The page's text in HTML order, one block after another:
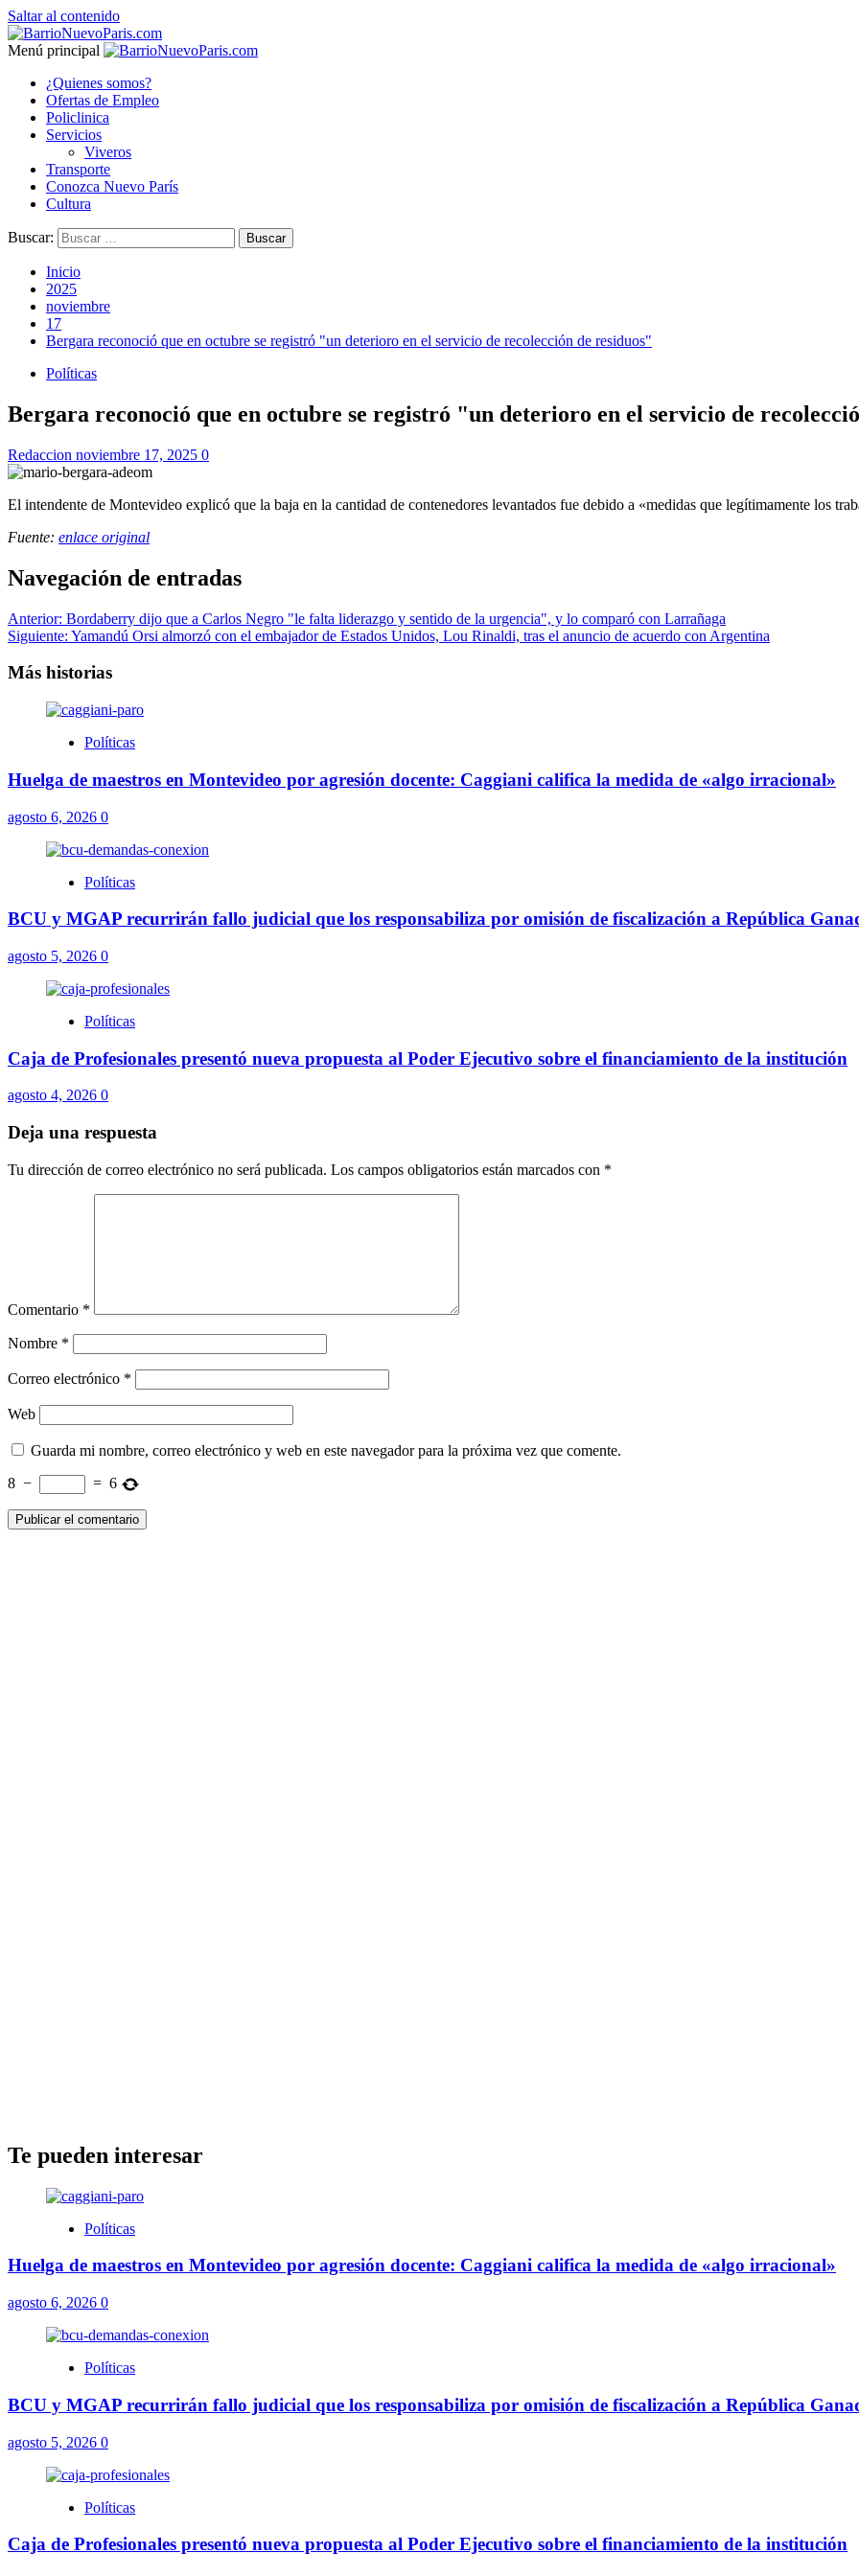
Saltar al contenido
Menú principal
¿Quienes somos?
Ofertas de Empleo
Policlinica
Servicios
Viveros
Transporte
Conozca Nuevo París
Cultura
Buscar:
Inicio
2025
noviembre
17
Bergara reconoció que en octubre se registró "un deterioro en el servicio de recolección de residuos"
Políticas
Bergara reconoció que en octubre se registró "un deterioro en el servicio de
Redaccion noviembre 17, 2025 0
El intendente de Montevideo explicó que la baja en la cantidad de contenedores levantados fue debido a «medidas que legítimamente los
Fuente: enlace original
Navegación de entradas
Anterior: Bordaberry dijo que a Carlos Negro "le falta liderazgo y sentido de la urgencia", y lo comparó con Larrañaga
Siguiente: Yamandú Orsi almorzó con el embajador de Estados Unidos, Lou Rinaldi, tras el anuncio de acuerdo con Argentina
Más historias
Políticas
Huelga de maestros en Montevideo por agresión docente: Caggiani califica la medida de «algo irracional»
agosto 6, 2026 0
Políticas
BCU y MGAP recurrirán fallo judicial que los responsabiliza por omisión de fiscalización a República
agosto 5, 2026 0
Políticas
Caja de Profesionales presentó nueva propuesta al Poder Ejecutivo sobre el financiamiento de la institución
agosto 4, 2026 0
Deja una respuesta
Tu dirección de correo electrónico no será publicada. Los campos obligatorios están marcados con *
Comentario *
Nombre *
Correo electrónico *
Web
Guarda mi nombre, correo electrónico y web en este navegador para la próxima vez que comente.
8 − = 6
Te pueden interesar
Políticas
Huelga de maestros en Montevideo por agresión docente: Caggiani califica la medida de «algo irracional»
agosto 6, 2026 0
Políticas
BCU y MGAP recurrirán fallo judicial que los responsabiliza por omisión de fiscalización a República
agosto 5, 2026 0
Políticas
Caja de Profesionales presentó nueva propuesta al Poder Ejecutivo sobre el financiamiento de la institución